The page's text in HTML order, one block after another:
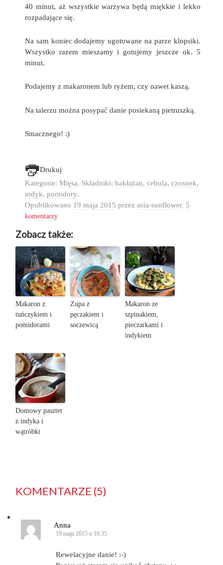
40 minut, aż wszystkie warzywa będą miękkie i lekko
rozpadające się.
Na sam koniec dodajemy ugotowane na parze klopsiki.
Wszystko razem mieszamy i gotujemy jeszcze ok. 5
minut.
Podajemy z makaronem lub ryżem, czy nawet kaszą.
Na talerzu można posypać danie posiekaną pietruszką.
Smacznego! :)
Drukuj
Kategorie: Mięsa. Składniki: bakłażan, cebula, czosnek,
indyk, pomidory.
Opublikowano 19 maja 2015 przez asia-sunflower. 5
komentarzy
Zobacz także:
Makaron z
tuńczykiem i
pomidorami
Zupa z
pęczakiem i
soczewicą
Makaron ze
szpinakiem,
pieczarkami i
indykiem
Domowy pasztet
z indyka i
wątróbki
KOMENTARZE (5)
Anna
19 maja 2015 o 16:35
Rewelacyjne danie! :-)